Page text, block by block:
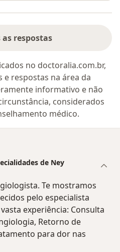
respostas
no doctoralia.com.br,
respostas na área da
informativo e não
considerados
médico.
de Ney
Te mostramos
pelo especialista
experiência: Consulta
Retorno de
para dor nas